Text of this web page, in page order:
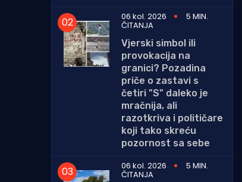
06 kol. 2026
5 MIN.
ČITANJA
Vjerski simbol ili
provokacija na
granici? Pozadina
priče o zastavi s
četiri "S" daleko je
mračnija, ali
razotkriva i političare
koji tako skreću
pozornost sa sebe
06 kol. 2026
5 MIN.
ČITANJA